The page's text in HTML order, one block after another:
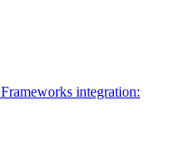
Frameworks integration: